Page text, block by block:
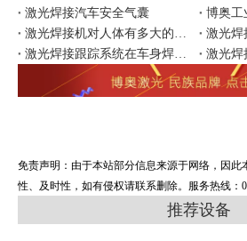
激光焊接汽车安全气囊
博奥工
激光焊接机对人体有多大的影响
激光焊
激光焊接跟踪系统在车身焊接中的应用
免责声明：由于本站部分信息来源于网络，因此
性、及时性，如有侵权请联系删除。服务热线：
推荐设备